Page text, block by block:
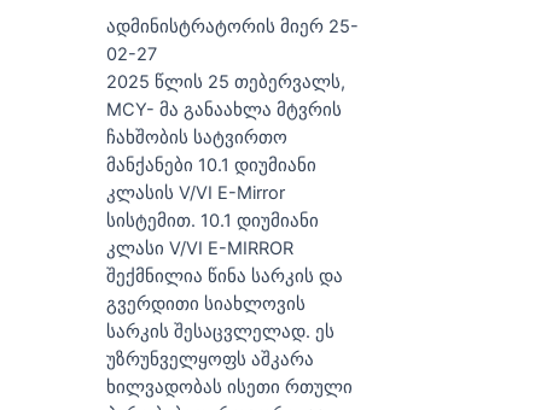
ადმინისტრატორის მიერ 25-
02-27
2025 წლის 25 თებერვალს,
MCY- მა განაახლა მტვრის
ჩახშობის სატვირთო
მანქანები 10.1 დიუმიანი
კლასის V/VI E-Mirror
სისტემით. 10.1 დიუმიანი
კლასი V/VI E-MIRROR
შექმნილია წინა სარკის და
გვერდითი სიახლოვის
სარკის შესაცვლელად. ეს
უზრუნველყოფს აშკარა
ხილვადობას ისეთი რთული